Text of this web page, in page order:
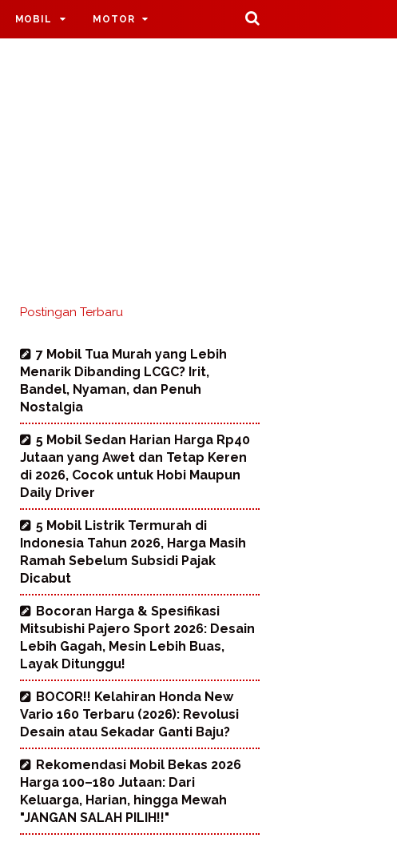
MOBIL MOTOR
Postingan Terbaru
7 Mobil Tua Murah yang Lebih
Menarik Dibanding LCGC? Irit,
Bandel, Nyaman, dan Penuh
Nostalgia
5 Mobil Sedan Harian Harga Rp40
Jutaan yang Awet dan Tetap Keren
di 2026, Cocok untuk Hobi Maupun
Daily Driver
5 Mobil Listrik Termurah di
Indonesia Tahun 2026, Harga Masih
Ramah Sebelum Subsidi Pajak
Dicabut
Bocoran Harga & Spesifikasi
Mitsubishi Pajero Sport 2026: Desain
Lebih Gagah, Mesin Lebih Buas,
Layak Ditunggu!
BOCOR!! Kelahiran Honda New
Vario 160 Terbaru (2026): Revolusi
Desain atau Sekadar Ganti Baju?
Rekomendasi Mobil Bekas 2026
Harga 100–180 Jutaan: Dari
Keluarga, Harian, hingga Mewah
"JANGAN SALAH PILIH!!"